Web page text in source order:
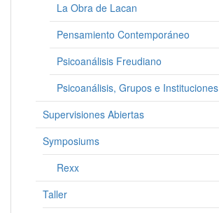
La Obra de Lacan
Pensamiento Contemporáneo
Psicoanálisis Freudiano
Psicoanálisis, Grupos e Instituciones
Supervisiones Abiertas
Symposiums
Rexx
Taller